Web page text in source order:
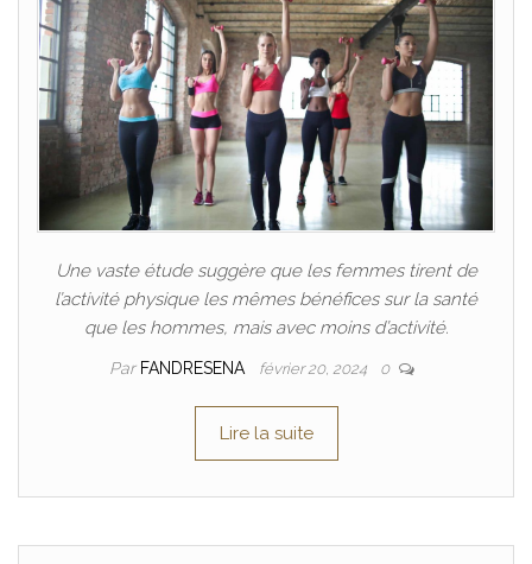
Une vaste étude suggère que les femmes tirent de
l’activité physique les mêmes bénéfices sur la santé
que les hommes, mais avec moins d’activité.
Par FANDRESENA février 20, 2024 0
Lire la suite